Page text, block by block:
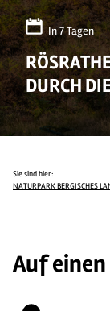
In 7 Tagen
DURCH
Sie sind hier:
NATURPARK BERGISCHES
Auf